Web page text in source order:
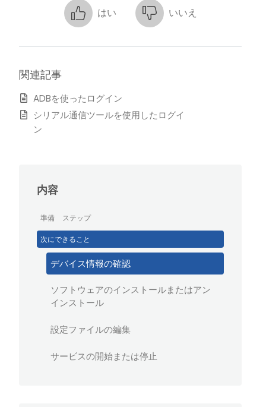
はい いいえ
関連記事
ADBを使ったログイン
シリアル通信ツールを使用したログイ
ン
内容
準備 ステップ
次にできること
デバイス情報の確認
ソフトウェアのインストールまたはアン
インストール
設定ファイルの編集
サービスの開始または停止